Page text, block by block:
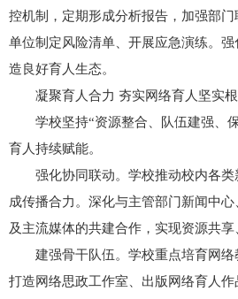
控机制，定期形成分析报告，加强部
单位制定风险清单、开展应急演练。
造良好育人生态。
凝聚育人合力 夯实网络育人坚实
学校坚持“资源整合、队伍建强、
育人持续赋能。
强化协同联动。学校推动校内各
成传播合力。深化与主管部门新闻中
及主流媒体的共建合作，实现资源共享
建强骨干队伍。学校重点培育网
打造网络思政工作室、出版网络育人